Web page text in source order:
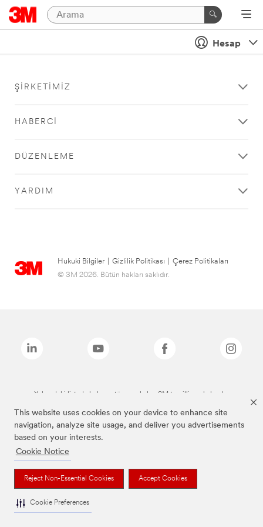
This website uses cookies on your device to enhance site
navigation, analyze site usage, and deliver you advertisements
based on your interests.
Cookie Notice
Reject Non-Essential Cookies Accept Cookies
Cookie Preferences
Hesap
ŞIRKETIMIZ
HABERCI
DÜZENLEME
YARDIM
Hukuki Bilgiler Gizlilik Politikası
Çerez Politikaları
© 3M 2026. Bütün hakları saklıdır.
Yukarıdaki listede bulunan tüm markalar, 3M tescilli markalarıdır.